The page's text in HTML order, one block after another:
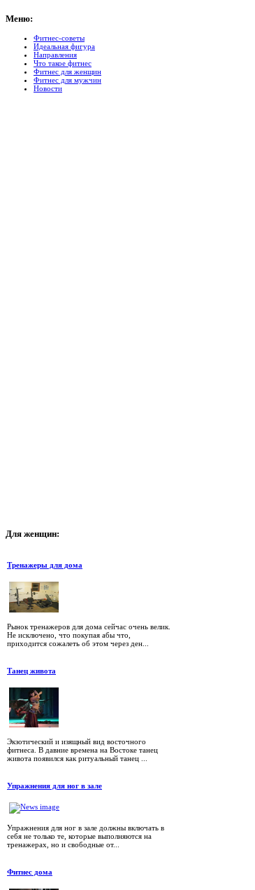
Меню:
Фитнес-советы
Идеальная фигура
Направления
Что такое фитнес
Фитнес для женщин
Фитнес для мужчин
Новости
Для женщин:
Тренажеры для дома
Рынок тренажеров для дома сейчас очень велик.
Не исключено, что покупая абы что,
приходится сожалеть об этом через ден...
Танец живота
Экзотический и изящный вид восточного
фитнеса. В давние времена на Востоке танец
живота появился как ритуальный танец ...
Упражнения для ног в зале
Упражнения для ног в зале должны включать в
себя не только те, которые выполняются на
тренажерах, но и свободные от...
Фитнес дома